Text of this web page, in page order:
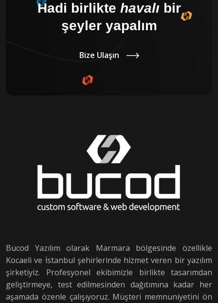
Hadi birlikte havalı bir
şeyler yapalım
Bize Ulaşın
Bucod Yazılım olarak Marmara bölgesinde özellikle
Kocaeli ve İstanbul şehirlerinde hizmet veren bir yazılım
şirketiyiz. Profesyonel ekibimizle birlikte tasarımdan
geliştirmeye, test edilmesinden dağıtımına kadar her
aşamada özenle çalışıyoruz. Müşteri memnuniyetini ön